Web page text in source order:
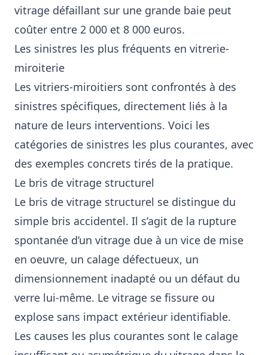
vitrage défaillant sur une grande baie peut
coûter entre 2 000 et 8 000 euros.
Les sinistres les plus fréquents en vitrerie-
miroiterie
Les vitriers-miroitiers sont confrontés à des
sinistres spécifiques, directement liés à la
nature de leurs interventions. Voici les
catégories de sinistres les plus courantes, avec
des exemples concrets tirés de la pratique.
Le bris de vitrage structurel
Le bris de vitrage structurel se distingue du
simple bris accidentel. Il s’agit de la rupture
spontanée d’un vitrage due à un vice de mise
en oeuvre, un calage défectueux, un
dimensionnement inadapté ou un défaut du
verre lui-même. Le vitrage se fissure ou
explose sans impact extérieur identifiable.
Les causes les plus courantes sont le calage